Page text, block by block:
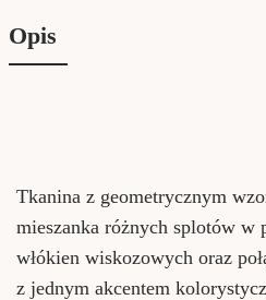
Opis
Tkanina z geometrycznym
mieszanka różnych splotów w
włókien wiskozowych oraz
z jednym akcentem